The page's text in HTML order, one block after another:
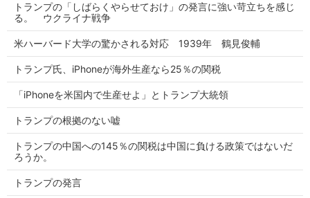
トランプの「しばらくやらせておけ」の発言に強い苛立ちを感じ
る。 ウクライナ戦争
米ハーバード大学の驚かされる対応 1939年 鶴見俊輔
トランプ氏、iPhoneが海外生産なら25％の関税
「iPhoneを米国内で生産せよ」とトランプ大統領
トランプの根拠のない嘘
トランプの中国への145％の関税は中国に負ける政策ではないだ
ろうか。
トランプの発言